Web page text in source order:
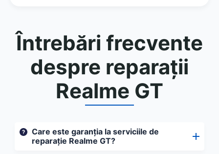
Întrebări frecvente
despre reparații
Realme GT
Care este garanția la serviciile de
reparație Realme GT?